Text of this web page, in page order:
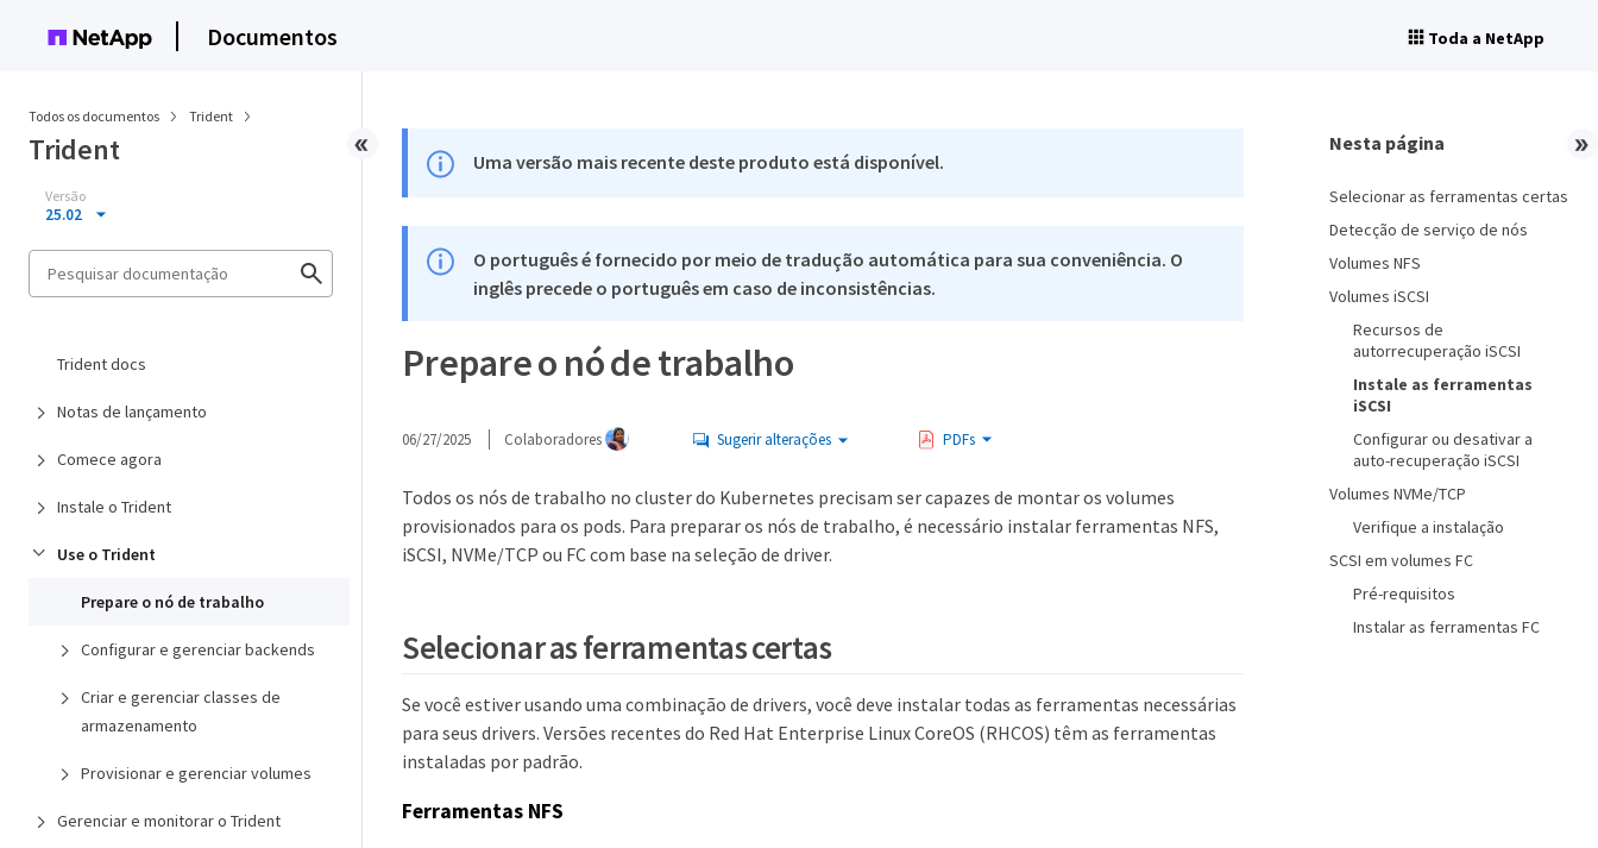
Documentos Toda a NetApp
Todos os documentos Trident
Trident
Versão
25.02
Trident docs
Notas de lançamento
Comece agora
Instale o Trident
Use o Trident
Prepare o nó de trabalho
Configurar e gerenciar backends
Criar e gerenciar classes de
armazenamento
Provisionar e gerenciar volumes
Gerenciar e monitorar o Trident
Uma versão mais recente deste produto está disponível.
O português é fornecido por meio de tradução automática para sua conveniência. O
inglês precede o português em caso de inconsistências.
Prepare o nó de trabalho
06/27/2025 Colaboradores Sugerir alterações PDFs
Todos os nós de trabalho no cluster do Kubernetes precisam ser capazes de montar os volumes
provisionados para os pods. Para preparar os nós de trabalho, é necessário instalar ferramentas NFS,
iSCSI, NVMe/TCP ou FC com base na seleção de driver.
Selecionar as ferramentas certas
Se você estiver usando uma combinação de drivers, você deve instalar todas as ferramentas necessárias
para seus drivers. Versões recentes do Red Hat Enterprise Linux CoreOS (RHCOS) têm as ferramentas
instaladas por padrão.
Ferramentas NFS
Nesta página
Selecionar as ferramentas certas
Detecção de serviço de nós
Volumes NFS
Volumes iSCSI
Recursos de
autorrecuperação iSCSI
Instale as ferramentas
iSCSI
Configurar ou desativar a
auto-recuperação iSCSI
Volumes NVMe/TCP
Verifique a instalação
SCSI em volumes FC
Pré-requisitos
Instalar as ferramentas FC